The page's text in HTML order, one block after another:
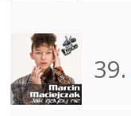
39.